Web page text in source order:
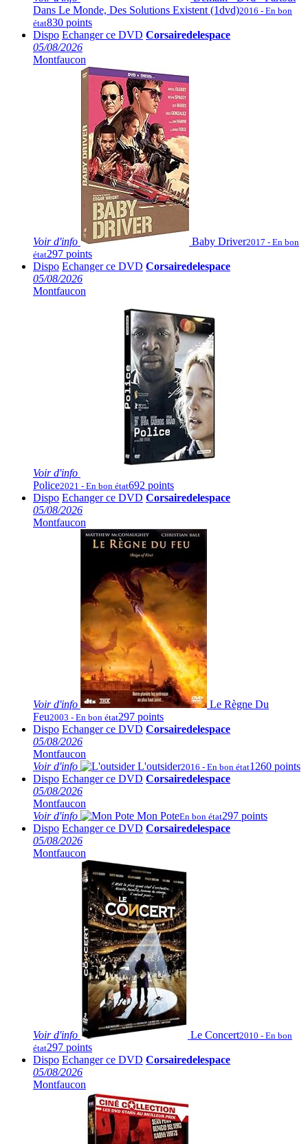
Dans Le Monde, Des Solutions Existent (1dvd)2016 - En bon
état830 points
Dispo Echanger ce DVD Corsairedelespace
05/08/2026
Montfaucon
Voir d'info Baby Driver2017 - En bon
état297 points
Dispo Echanger ce DVD Corsairedelespace
05/08/2026
Montfaucon
Voir d'info
Police2021 - En bon état692 points
Dispo Echanger ce DVD Corsairedelespace
05/08/2026
Montfaucon
Voir d'info
Le Règne Du
Feu2003 - En bon état297 points
Dispo Echanger ce DVD Corsairedelespace
05/08/2026
Montfaucon
Voir d'info L'outsider2016 - En bon état1260 points
Dispo Echanger ce DVD Corsairedelespace
05/08/2026
Montfaucon
Voir d'info Mon PoteEn bon état297 points
Dispo Echanger ce DVD Corsairedelespace
05/08/2026
Montfaucon
Voir d'info Le Concert2010 - En bon
état297 points
Dispo Echanger ce DVD Corsairedelespace
05/08/2026
Montfaucon